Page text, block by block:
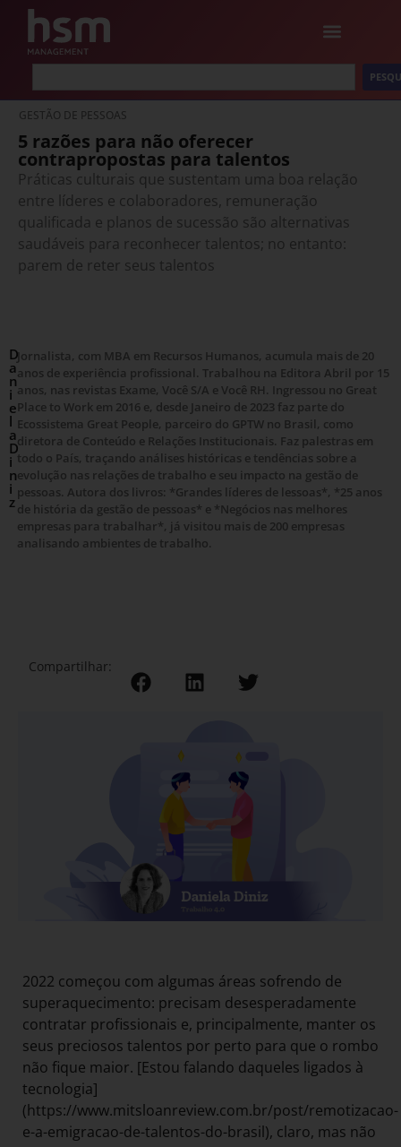
GESTÃO DE PESSOAS
5 razões para não oferecer
contrapropostas para talentos
Práticas culturais que sustentam uma boa relação
entre líderes e colaboradores, remuneração
qualificada e planos de sucessão são alternativas
saudáveis para reconhecer talentos; no entanto:
parem de reter seus talentos
D
a
n
i
e
l
a
D
i
n
i
z
Jornalista, com MBA em Recursos Humanos, acumula mais de 20
anos de experiência profissional. Trabalhou na Editora Abril por 15
anos, nas revistas Exame, Você S/A e Você RH. Ingressou no Great
Place to Work em 2016 e, desde Janeiro de 2023 faz parte do
Ecossistema Great People, parceiro do GPTW no Brasil, como
diretora de Conteúdo e Relações Institucionais. Faz palestras em
todo o País, traçando análises históricas e tendências sobre a
evolução nas relações de trabalho e seu impacto na gestão de
pessoas. Autora dos livros: *Grandes líderes de lessoas*, *25 anos
de história da gestão de pessoas* e *Negócios nas melhores
empresas para trabalhar*, já visitou mais de 200 empresas
analisando ambientes de trabalho.
Compartilhar:
2022 começou com algumas áreas sofrendo de
superaquecimento: precisam desesperadamente
contratar profissionais e, principalmente, manter os
seus preciosos talentos por perto para que o rombo
não fique maior. [Estou falando daqueles ligados à
tecnologia]
(https://www.mitsloanreview.com.br/post/remotizacao-
e-a-emigracao-de-talentos-do-brasil), claro, mas não